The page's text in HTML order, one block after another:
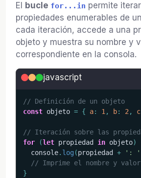
El bucle for...in permite
propiedades enumerables de
cada iteración, accede a una
objeto y muestra su nombre y
correspondiente en la consola.
javascript
// Definición de un objeto
const objeto = { a: 1 , b: 2 , c
// Iteración sobre las
for
(let propiedad in objeto)
  console
. log (propiedad + ': '
// Imprime el nombre y valor
}